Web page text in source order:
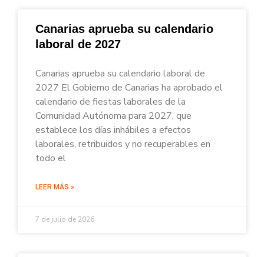
Canarias aprueba su calendario
laboral de 2027
Canarias aprueba su calendario laboral de
2027 El Gobierno de Canarias ha aprobado el
calendario de fiestas laborales de la
Comunidad Autónoma para 2027, que
establece los días inhábiles a efectos
laborales, retribuidos y no recuperables en
todo el
LEER MÁS »
7 de julio de 2026